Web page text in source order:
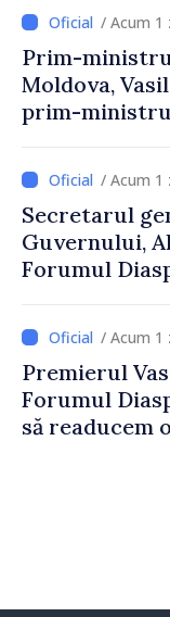
/ Acum 1
Prim-
Moldova,
prim-
despre
al Republicii
/ Acum 1
Secretarul
Guvernului,
Forumul
construi
puternice”
/ Acum 1
Premierul
Forumul
să readucem